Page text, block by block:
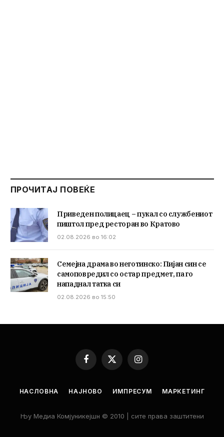
ПРОЧИТАЈ ПОВЕЌЕ
Приведен полицаец – пукал со службениот
пиштол пред ресторан во Кратово
02.08.2026 во 16:02
Семејна драма во неготинско: Пијан син се
самоповредил со остар предмет, па го
нападнал татка си
02.08.2026 во 15:50
Facebook
X
(Twitter)
Instagram
НАСЛОВНА НАЈНОВО ИМПРЕСУМ МАРКЕТИНГ
Њу Медиа Комјуникејшн © 2010 | сите права заштитени